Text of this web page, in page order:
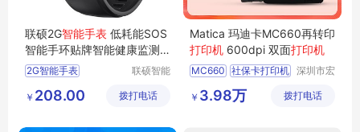
联硕2G智能手表 低耗能SOS
智能手环贴牌智能健康监测
手表电话手表
2G智能手表
3G智能手表
智能女性手表
联硕智能
有限公司
￥ 208.00 拨打电话
Matica 玛迪卡MC660再转印
打印机 600dpi 双面打印机
MC660 社保卡打印机
残疾证打印机
深圳市宏
有限公司
￥ 3.98万 拨打电话